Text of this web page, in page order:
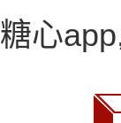
糖心